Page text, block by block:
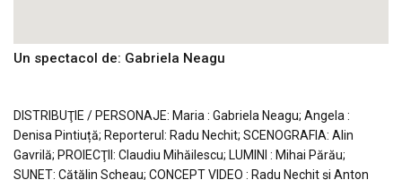
Un spectacol de: Gabriela Neagu
DISTRIBUŢIE / PERSONAJE: Maria : Gabriela Neagu; Angela :
Denisa Pintiuță; Reporterul: Radu Nechit; SCENOGRAFIA: Alin
Gavrilă; PROIECŢII: Claudiu Mihăilescu; LUMINI : Mihai Părău;
SUNET: Cătălin Scheau; CONCEPT VIDEO : Radu Nechit și Anton